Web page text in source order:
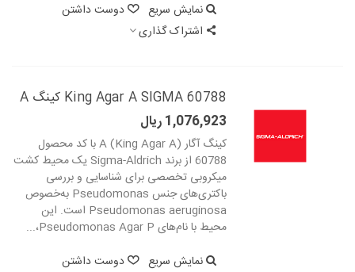
نمایش سریع
دوست داشتن
اشتراک گذاری
King Agar A SIGMA 60788 کینگ A
1,076,923 ریال
کینگ آگار A (King Agar A) با کد محصول
60788 از برند Sigma-Aldrich یک محیط کشت
میکروبی تخصصی برای شناسایی و بررسی
باکتری‌های جنس Pseudomonas به‌خصوص
Pseudomonas aeruginosa است. این
محیط با نام‌های Pseudomonas Agar P،...
نمایش سریع
دوست داشتن